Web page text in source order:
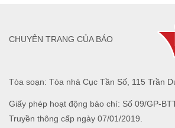
Tòa soạn: Tòa nhà Cục Tần Số, 115 Trần
Giấy phép hoạt động báo chí: Số 09/GP-
Truyền thông cấp ngày 07/01/2019.
CHUYÊN TRANG CỦA BÁO